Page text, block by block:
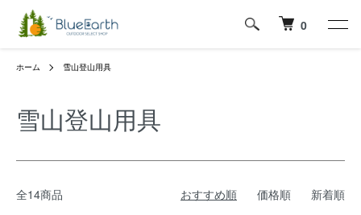
0
ホーム 雪山登山用具
雪山登山用具
全14商品 おすすめ順 価格順 新着順